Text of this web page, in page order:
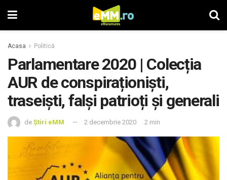
Acasa Politică
Parlamentare 2020 | Colecția
AUR de conspiraționiști,
traseiști, falși patrioți și generali
de Știri eMM 2 decembrie 2020 2 min